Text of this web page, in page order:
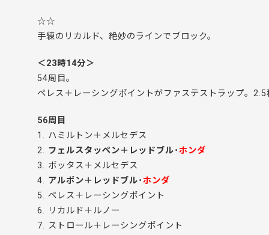
☆☆
手練のリカルド、絶妙のラインでブロック。
＜23時14分＞
54周目。
ペレス＋レーシングポイントがファステストラップ。2.5
56周目
1. ハミルトン＋メルセデス
2. フェルスタッペン＋レッドブル･ホンダ
3. ボッタス＋メルセデス
4. アルボン＋レッドブル･ホンダ
5. ペレス＋レーシングポイント
6. リカルド＋ルノー
7. ストロール＋レーシングポイント